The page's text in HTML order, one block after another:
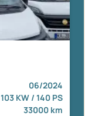
06/2024
103 KW / 140 PS
33000 km